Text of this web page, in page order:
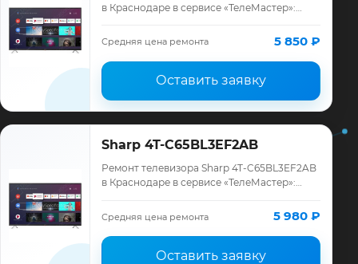
в Краснодаре в сервисе «ТелеМастер»:
ремонта, запчасти и гарантия до 12
месяцев.
Средняя цена ремонта 5 850 ₽
Оставить заявку
Sharp 4T-C65BL3EF2AB
Ремонт телевизора Sharp 4T-C65BL3EF2AB
в Краснодаре в сервисе «ТелеМастер»:
ремонта, запчасти и гарантия до 12
месяцев.
Средняя цена ремонта 5 980 ₽
Оставить заявку